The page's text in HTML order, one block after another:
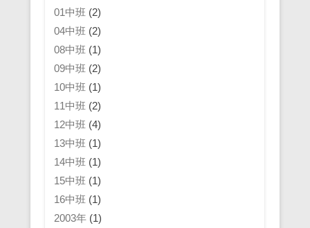
01中班 (2)
04中班 (2)
08中班 (1)
09中班 (2)
10中班 (1)
11中班 (2)
12中班 (4)
13中班 (1)
14中班 (1)
15中班 (1)
16中班 (1)
2003年(1)